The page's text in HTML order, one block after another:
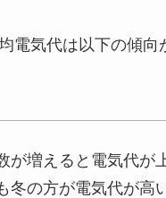
電気代は以下の傾向
が増えると電気代が
冬の方が電気代が高